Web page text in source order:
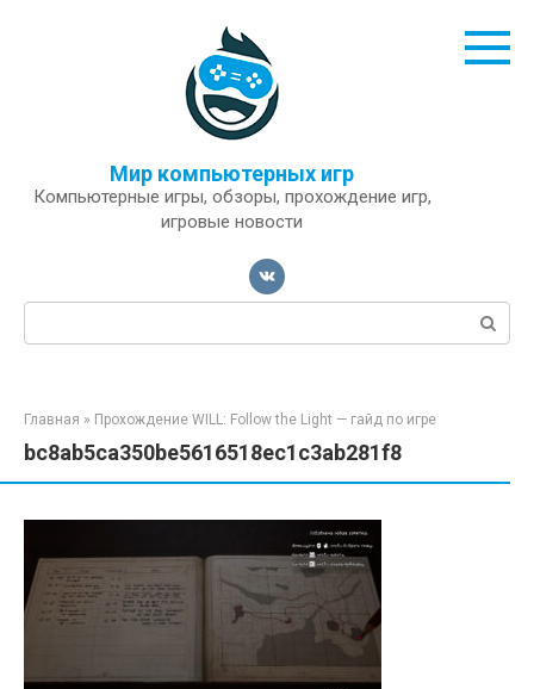
Мир компьютерных игр
Компьютерные игры, обзоры, прохождение игр,
игровые новости
Поиск:
Главная » Прохождение WILL: Follow the Light — гайд по игре
bc8ab5ca350be5616518ec1c3ab281f8